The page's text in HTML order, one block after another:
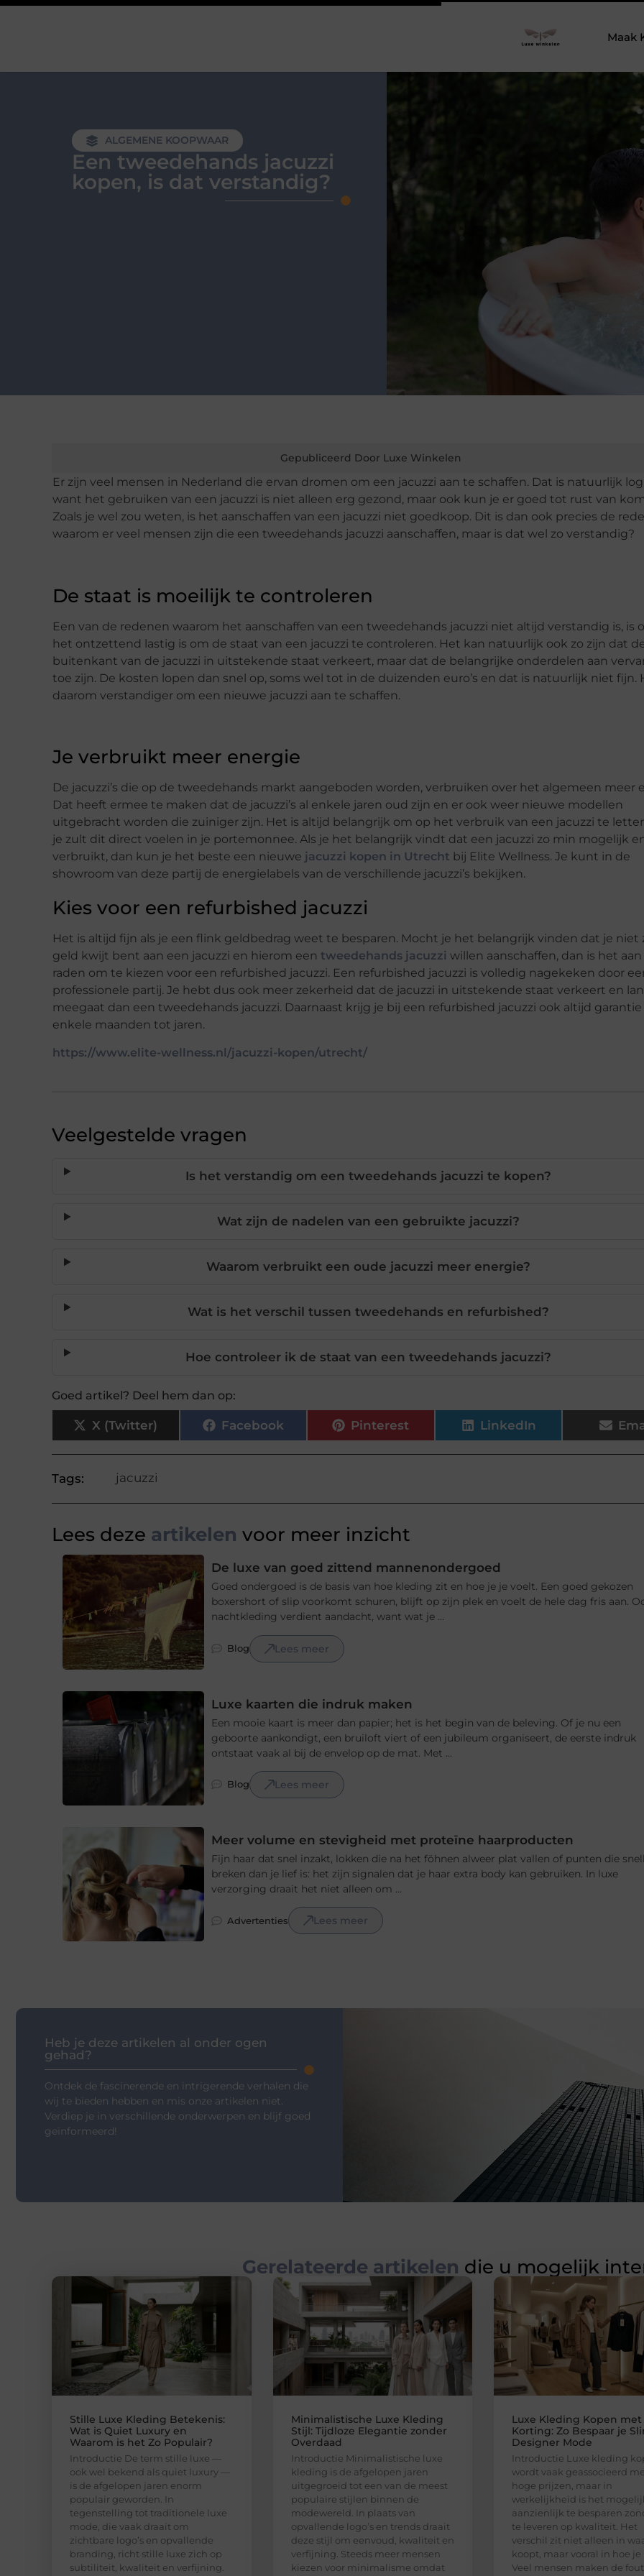
Maak
ALGEMENE KOOPWAAR
Een tweedehands jacuzzi
kopen, is dat verstandig?
Gepubliceerd Door Luxe Winkelen
Er zijn veel mensen in Nederland die ervan dromen om een jacuzzi aan te schaffen. Dat is natuurlijk
want het gebruiken van een jacuzzi is niet alleen erg gezond, maar ook kun je er goed tot rust van
Zoals je wel zou weten, is het aanschaffen van een jacuzzi niet goedkoop. Dit is dan ook precies de
waarom er veel mensen zijn die een tweedehands jacuzzi aanschaffen, maar is dat wel zo verstandig?
De staat is moeilijk te controleren
Een van de redenen waarom het aanschaffen van een tweedehands jacuzzi niet altijd verstandig is, is
het ontzettend lastig is om de staat van een jacuzzi te controleren. Het kan natuurlijk ook zo zijn dat
buitenkant van de jacuzzi in uitstekende staat verkeert, maar dat de belangrijke onderdelen aan
toe zijn. De kosten lopen dan snel op, soms wel tot in de duizenden euro’s en dat is natuurlijk niet fijn.
daarom verstandiger om een nieuwe jacuzzi aan te schaffen.
Je verbruikt meer energie
De jacuzzi’s die op de tweedehands markt aangeboden worden, verbruiken over het algemeen meer
Dat heeft ermee te maken dat de jacuzzi’s al enkele jaren oud zijn en er ook weer nieuwe modellen
uitgebracht worden die zuiniger zijn. Het is altijd belangrijk om op het verbruik van een jacuzzi te
je zult dit direct voelen in je portemonnee. Als je het belangrijk vindt dat een jacuzzi zo min mogelijk
verbruikt, dan kun je het beste een nieuwe jacuzzi kopen in Utrecht bij Elite Wellness. Je kunt in de
showroom van deze partij de energielabels van de verschillende jacuzzi’s bekijken.
Kies voor een refurbished jacuzzi
Het is altijd fijn als je een flink geldbedrag weet te besparen. Mocht je het belangrijk vinden dat je niet
geld kwijt bent aan een jacuzzi en hierom een tweedehands jacuzzi willen aanschaffen, dan is het
raden om te kiezen voor een refurbished jacuzzi. Een refurbished jacuzzi is volledig nagekeken door
professionele partij. Je hebt dus ook meer zekerheid dat de jacuzzi in uitstekende staat verkeert en
meegaat dan een tweedehands jacuzzi. Daarnaast krijg je bij een refurbished jacuzzi ook altijd garantie
enkele maanden tot jaren.
https://www.elite-wellness.nl/jacuzzi-kopen/utrecht/
Veelgestelde vragen
Is het verstandig om een tweedehands jacuzzi te kopen?
Wat zijn de nadelen van een gebruikte jacuzzi?
Waarom verbruikt een oude jacuzzi meer energie?
Wat is het verschil tussen tweedehands en refurbished?
Hoe controleer ik de staat van een tweedehands jacuzzi?
Goed artikel? Deel hem dan op:
X (Twitter) Facebook Pinterest LinkedIn
Tags: jacuzzi
Lees deze artikelen voor meer inzicht
De luxe van goed zittend mannenondergoed
Goed ondergoed is de basis van hoe kleding zit en hoe je je voelt. Een goed gekozen
boxershort of slip voorkomt schuren, blijft op zijn plek en voelt de hele dag fris aan.
nachtkleding verdient aandacht, want wat je ...
Blog Lees meer
Luxe kaarten die indruk maken
Een mooie kaart is meer dan papier; het is het begin van de beleving. Of je nu een
geboorte aankondigt, een bruiloft viert of een jubileum organiseert, de eerste indruk
ontstaat vaak al bij de envelop op de mat. Met ...
Blog Lees meer
Meer volume en stevigheid met proteïne haarproducten
Fijn haar dat snel inzakt, lokken die na het föhnen alweer plat vallen of punten die
breken dan je lief is: het zijn signalen dat je haar extra body kan gebruiken. In luxe
verzorging draait het niet alleen om ...
Advertenties Lees meer
Heb je deze artikelen al onder ogen
gehad?
Ontdek de fascinerende en intrigerende verhalen die
wij te bieden hebben en mis onze artikelen niet.
Verdiep je in verschillende onderwerpen en blijf goed
geïnformeerd!
Gerelateerde artikelen die u mogelijk
Stille Luxe Kleding Betekenis:
Wat is Quiet Luxury en
Waarom is het Zo Populair?
Introductie De term stille luxe —
ook wel bekend als quiet luxury —
is de afgelopen jaren enorm
populair geworden. In
tegenstelling tot traditionele luxe
mode, die vaak draait om
zichtbare logo’s en opvallende
branding, richt stille luxe zich op
subtiliteit, kwaliteit en verfijning.
Minimalistische Luxe Kleding
Stijl: Tijdloze Elegantie zonder
Overdaad
Introductie Minimalistische luxe
kleding is de afgelopen jaren
uitgegroeid tot een van de meest
populaire stijlen binnen de
modewereld. In plaats van
opvallende logo’s en trends draait
deze stijl om eenvoud, kwaliteit en
verfijning. Steeds meer mensen
kiezen voor minimalisme omdat
Luxe Kleding Kopen met
Korting: Zo Bespaar je
Designer Mode
Introductie Luxe kleding
wordt vaak geassocieerd
hoge prijzen, maar in
werkelijkheid is het
aanzienlijk te besparen
te leveren op kwaliteit. Het
verschil zit niet alleen in
koopt, maar vooral in hoe je
Veel mensen maken de